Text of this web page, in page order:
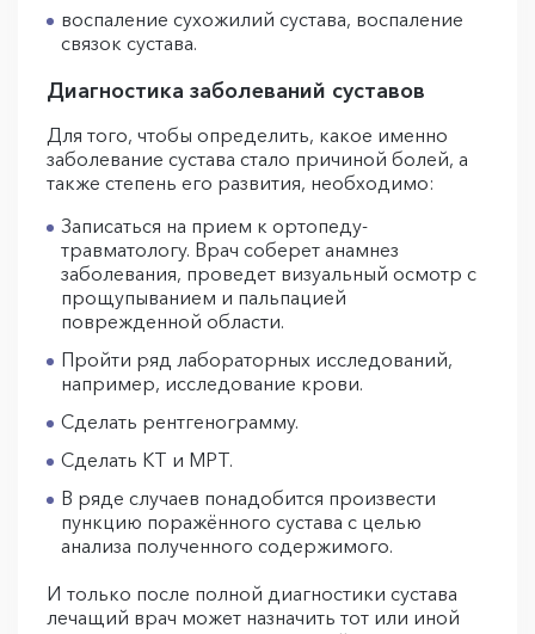
воспаление сухожилий сустава, воспаление
связок сустава.
Диагностика заболеваний суставов
Для того, чтобы определить, какое именно
заболевание сустава стало причиной болей, а
также степень его развития, необходимо:
Записаться на прием к ортопеду-
травматологу. Врач соберет анамнез
заболевания, проведет визуальный осмотр с
прощупыванием и пальпацией
поврежденной области.
Пройти ряд лабораторных исследований,
например, исследование крови.
Сделать рентгенограмму.
Сделать КТ и МРТ.
В ряде случаев понадобится произвести
пункцию поражённого сустава с целью
анализа полученного содержимого.
И только после полной диагностики сустава
лечащий врач может назначить тот или иной